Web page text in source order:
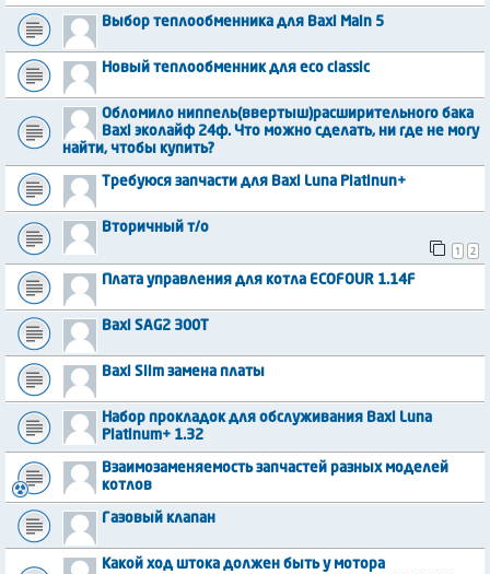
Выбор теплообменника для Baxi Main 5
Новый теплообменник для eco classic
Обломило ниппель(ввертыш)расширительного бака
Baxi эколайф 24ф. Что можно сделать, ни где не могу
найти, чтобы купить?
Требуюся запчасти для Baxi Luna Platinun+
Вторичный т/о
1
2
Плата управления для котла ECOFOUR 1.14F
Baxi SAG2 300T
Baxi Slim замена платы
Набор прокладок для обслуживания Baxi Luna
Platinum+ 1.32
Взаимозаменяемость запчастей разных моделей
котлов
Газовый клапан
Какой ход штока должен быть у мотора